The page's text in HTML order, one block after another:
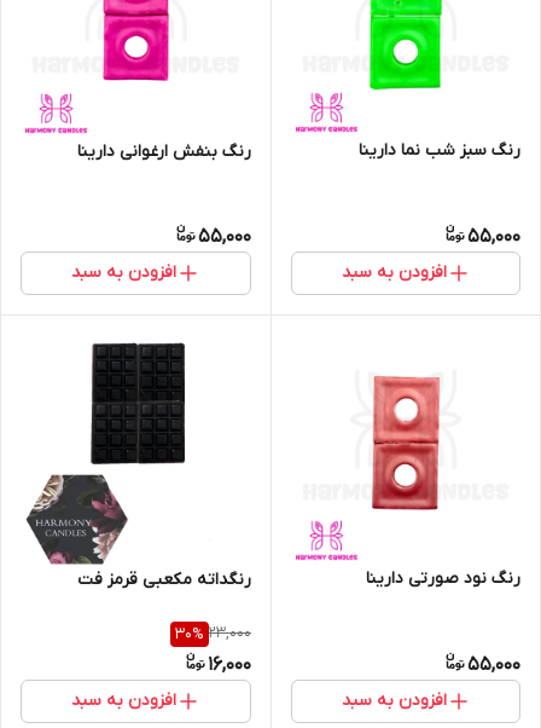
رنگ سبز شب نما دارینا
55,000
افزودن به سبد
رنگ بنفش ارغوانی دارینا
55,000
افزودن به سبد
رنگ نود صورتی دارینا
55,000
افزودن به سبد
رنگداته مکعبی قرمز فت
23,000
30%
16,000
افزودن به سبد